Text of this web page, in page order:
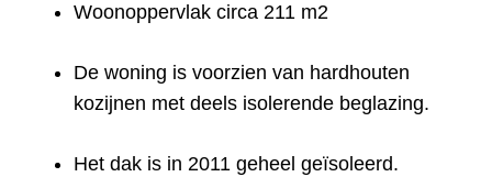
Woonoppervlak circa 211 m2
De woning is voorzien van hardhouten
kozijnen met deels isolerende beglazing.
Het dak is in 2011 geheel geïsoleerd.